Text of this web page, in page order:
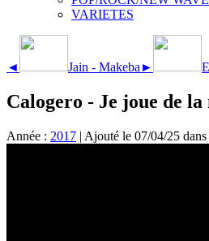
VARIETES
◄ Jain - Makeba ►
Calogero - Je joue de la
Année : 2017 | Ajouté le 07/04/25 dans